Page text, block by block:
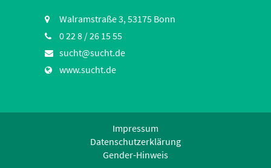
Walramstraße 3, 53175 Bonn
0 22 8 / 26 15 55
sucht@sucht.de
www.sucht.de
Impressum
Datenschutzerklärung
Gender-Hinweis